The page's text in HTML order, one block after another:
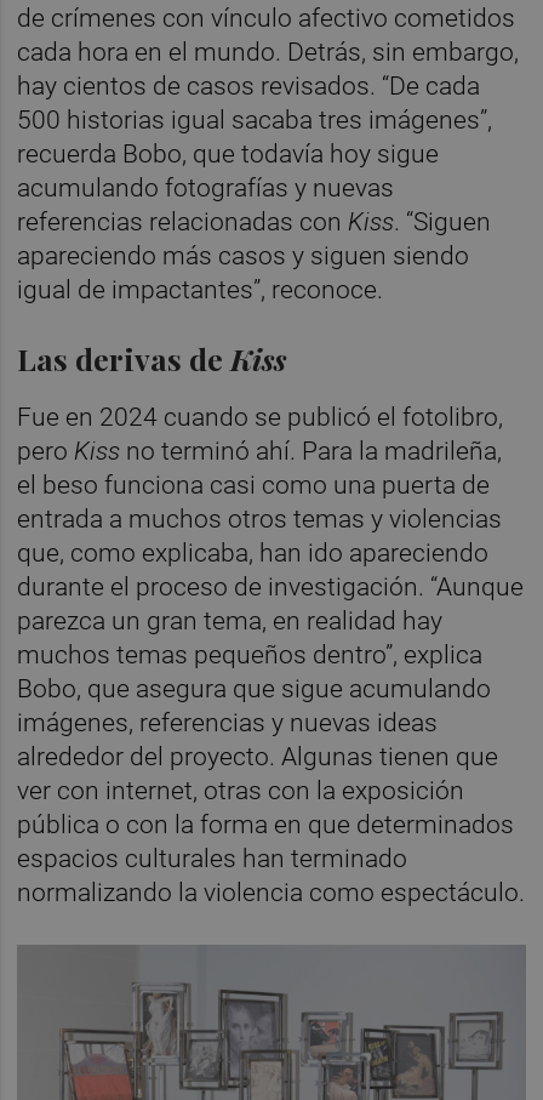
de crímenes con vínculo afectivo cometidos
cada hora en el mundo. Detrás, sin embargo,
hay cientos de casos revisados. “De cada
500 historias igual sacaba tres imágenes”,
recuerda Bobo, que todavía hoy sigue
acumulando fotografías y nuevas
referencias relacionadas con Kiss. “Siguen
apareciendo más casos y siguen siendo
igual de impactantes”, reconoce.
Las derivas de Kiss
Fue en 2024 cuando se publicó el fotolibro,
pero Kiss no terminó ahí. Para la madrileña,
el beso funciona casi como una puerta de
entrada a muchos otros temas y violencias
que, como explicaba, han ido apareciendo
durante el proceso de investigación. “Aunque
parezca un gran tema, en realidad hay
muchos temas pequeños dentro”, explica
Bobo, que asegura que sigue acumulando
imágenes, referencias y nuevas ideas
alrededor del proyecto. Algunas tienen que
ver con internet, otras con la exposición
pública o con la forma en que determinados
espacios culturales han terminado
normalizando la violencia como espectáculo.